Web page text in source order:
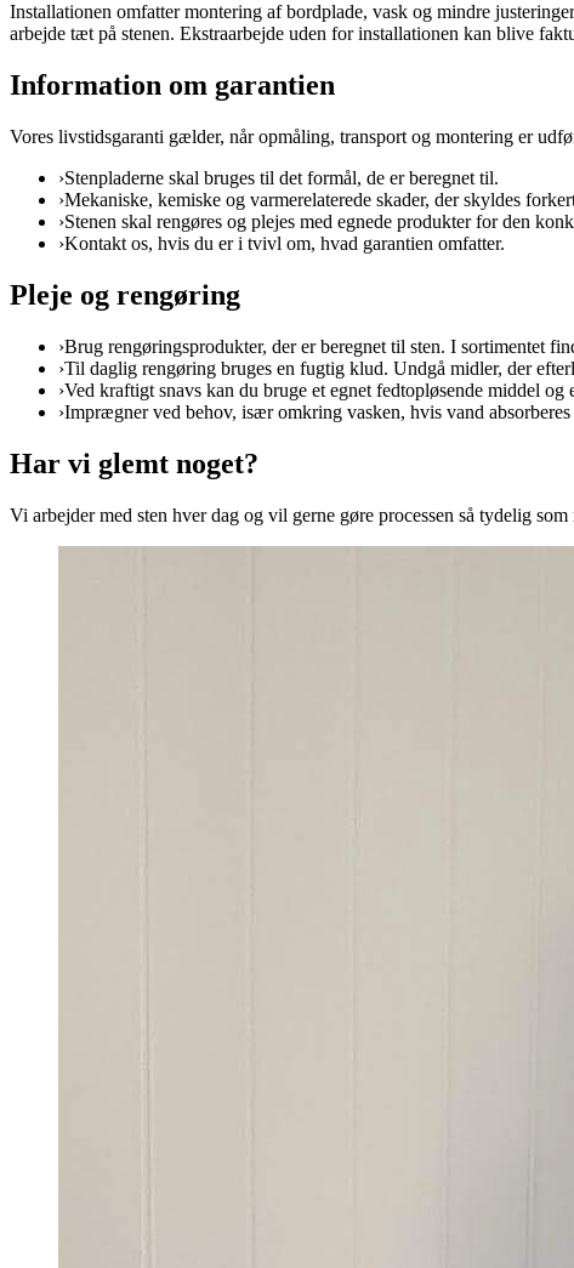
Installationen omfatter montering af bordplade, vask og mindre
arbejde tæt på stenen. Ekstraarbejde uden for installationen kan blive
Information om garantien
Vores livstidsgaranti gælder, når opmåling, transport og montering er
›Stenpladerne skal bruges til det formål, de er beregnet til.
›Mekaniske, kemiske og varmerelaterede skader, der skyldes
›Stenen skal rengøres og plejes med egnede produkter for den
›Kontakt os, hvis du er i tvivl om, hvad garantien omfatter.
Pleje og rengøring
›Brug rengøringsprodukter, der er beregnet til sten. I sortimentet
›Til daglig rengøring bruges en fugtig klud. Undgå midler, der
›Ved kraftigt snavs kan du bruge et egnet fedtopløsende middel
›Imprægner ved behov, især omkring vasken, hvis vand absorberes
Har vi glemt noget?
Vi arbejder med sten hver dag og vil gerne gøre processen så tydelig